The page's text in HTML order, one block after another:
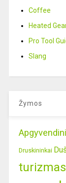
Coffee
Heated
Pro Tool
Slang
Žymos
Druskininkai
turizmas